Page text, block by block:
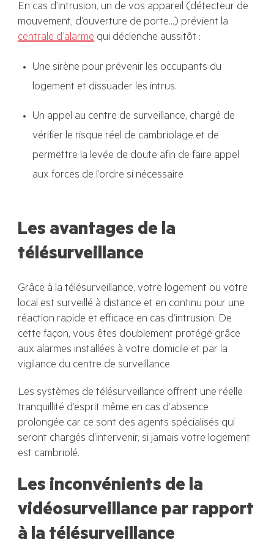
En cas d’intrusion, un de vos appareil (détecteur de
mouvement, d’ouverture de porte…) prévient la
centrale d’alarme qui déclenche aussitôt :
Une sirène pour prévenir les occupants du
logement et dissuader les intrus.
Un appel au centre de surveillance, chargé de
vérifier le risque réel de cambriolage et de
permettre la levée de doute afin de faire appel
aux forces de l’ordre si nécessaire
Les avantages de la
télésurveillance
Grâce à la télésurveillance, votre logement ou votre
local est surveillé à distance et en continu pour une
réaction rapide et efficace en cas d’intrusion. De
cette façon, vous êtes doublement protégé grâce
aux alarmes installées à votre domicile et par la
vigilance du centre de surveillance.
Les systèmes de télésurveillance offrent une réelle
tranquillité d’esprit même en cas d’absence
prolongée car ce sont des agents spécialisés qui
seront chargés d’intervenir, si jamais votre logement
est cambriolé.
Les inconvénients de la
vidéosurveillance par rapport
à la télésurveillance